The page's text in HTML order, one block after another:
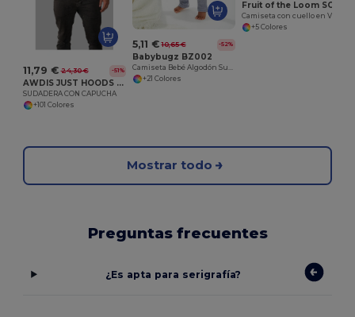
11,79 € 24,30 € -51%
AWDIS JUST HOODS JH001
SUDADERA CON CAPUCHA
+101 Colores
5,11 € 10,65 € -52%
Babybugz BZ002
+21 Colores
+5 Colores
Mostrar todo
Preguntas frecuentes
¿Es apta para serigrafía?